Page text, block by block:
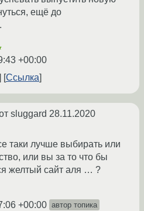
ещё до
+00:00
Ссылка
sluggard 28.11.2020
таки лучше выбирать или
или вы за то что бы
желтый сайт аля … ?
+00:00 автор топика